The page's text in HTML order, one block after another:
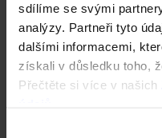
sdílíme se svými
analýzy. Partneři tyto
dalšími informacemi,
získali v důsledku toho,
Přečtěte si více v našich